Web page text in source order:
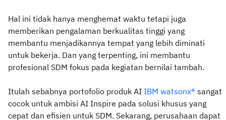
Hal ini tidak hanya menghemat waktu tetapi juga
memberikan pengalaman berkualitas tinggi yang
membantu menjadikannya tempat yang lebih diminati
untuk bekerja. Dan yang terpenting, ini membantu
profesional SDM fokus pada kegiatan bernilai tambah.
Itulah sebabnya portofolio produk AI IBM watsonx® sangat
cocok untuk ambisi AI Inspire pada solusi khusus yang
cepat dan efisien untuk SDM. Sekarang, perusahaan dapat